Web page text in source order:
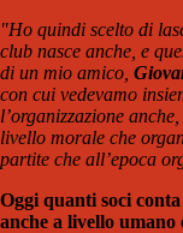
"Ho quindi scelto di
club nasce anche, e
di un mio amico,
con cui vedevamo
l’organizzazione
livello morale che
partite che all’epoca
Oggi quanti soci
anche a livello